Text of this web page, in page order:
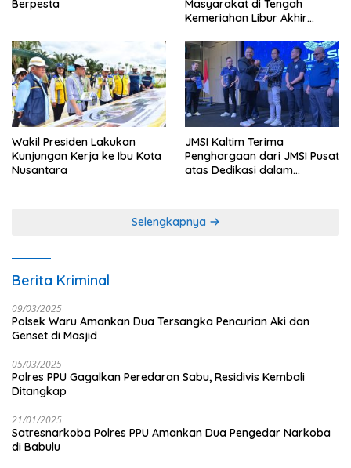
Berpesta
Masyarakat di Tengah
Kemeriahan Libur Akhir
Wakil Presiden Lakukan
Kunjungan Kerja ke Ibu Kota
Nusantara
JMSI Kaltim Terima
Penghargaan dari JMSI Pusat
atas Dedikasi dalam
Selengkapnya
Berita Kriminal
09/03/2025
Polsek Waru Amankan Dua Tersangka Pencurian Aki dan
Genset di Masjid
05/03/2025
Polres PPU Gagalkan Peredaran Sabu, Residivis Kembali
Ditangkap
21/01/2025
Satresnarkoba Polres PPU Amankan Dua Pengedar Narkoba
di Babulu